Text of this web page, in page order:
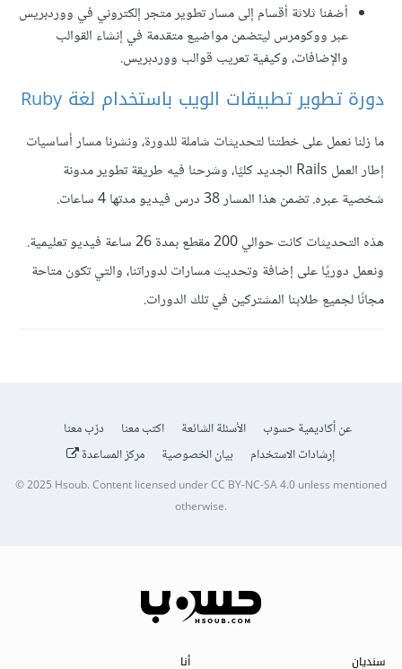
أضفنا ثلاثة أقسام إلى مسار تطوير متجر إلكتروني في ووردبريس
عبر ووكومرس ليتضمن مواضيع متقدمة في إنشاء القوالب
والإضافات، وكيفية تعريب قوالب ووردبريس.
دورة تطوير تطبيقات الويب باستخدام لغة Ruby
ما زلنا نعمل على خطتنا لتحديثات شاملة للدورة، ونشرنا مسار أساسيات
إطار العمل Rails الجديد كليًا، وشرحنا فيه طريقة تطوير مدونة
شخصية عبره. تضمن هذا المسار 38 درس فيديو مدتها 4 ساعات.
هذه التحديثات كانت حوالي 200 مقطع بمدة 26 ساعة فيديو تعليمية.
ونعمل دوريًا على إضافة وتحديث مسارات لدوراتنا، والتي تكون متاحة
مجانًا لجميع طلابنا المشتركين في تلك الدورات.
عن أكاديمية حسوب الأسئلة الشائعة اكتب معنا
درّب معنا
إرشادات الاستخدام
بيان الخصوصية مركز المساعدة
© 2025 Hsoub.Content licensed underCC BY-NC-SA 4.0unless mentioned
otherwise.